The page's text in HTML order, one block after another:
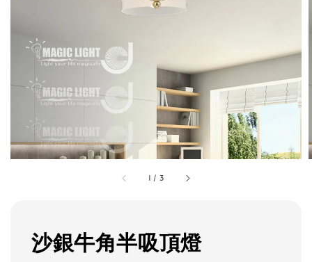
1 / 3
沙銀牛角半吸頂燈